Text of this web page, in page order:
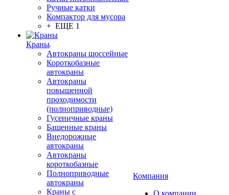
Ручные катки
Компактор для мусора
+ ЕЩЕ 1
Краны
Автокраны шоссейные
Короткобазные
автокраны
Автокраны
повышенной
проходимости
(полноприводные)
Гусеничные краны
Башенные краны
Внедорожные
автокраны
Автокраны
короткобазные
Полноприводные
автокраны
Краны с
Компания
О компании